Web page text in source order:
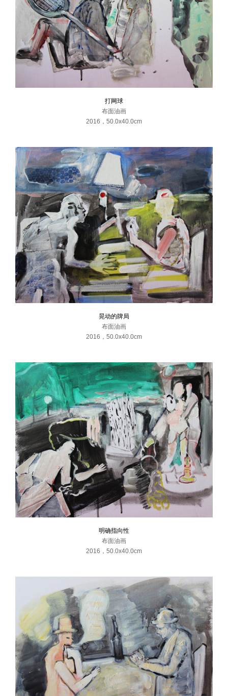
打网球
布面油画
2016 ， 50.0x40.0cm
晃动的牌局
布面油画
2016 ， 50.0x40.0cm
明确指向性
布面油画
2016 ， 50.0x40.0cm